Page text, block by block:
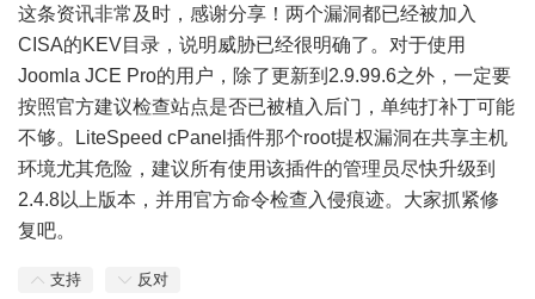
这条资讯非常及时，感谢分享！两个漏洞都已经被加入
CISA的KEV目录，说明威胁已经很明确了。对于使用
Joomla JCE Pro的用户，除了更新到2.9.99.6之外，一定要
按照官方建议检查站点是否已被植入后门，单纯打补丁可能
不够。LiteSpeed cPanel插件那个root提权漏洞在共享主机
环境尤其危险，建议所有使用该插件的管理员尽快升级到
2.4.8以上版本，并用官方命令检查入侵痕迹。大家抓紧修
复吧。
支持 反对